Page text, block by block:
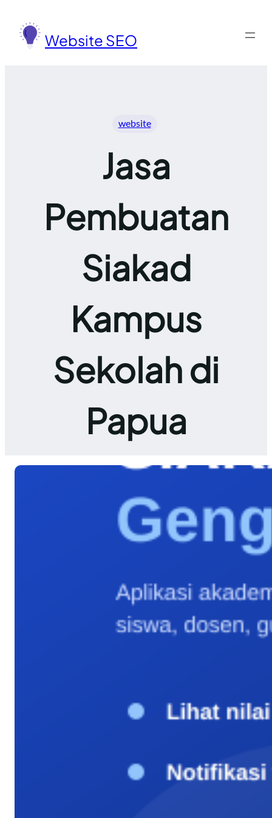
konten
Website SEO
website
Jasa
Pembuatan
Siakad
Kampus
Sekolah di
Papua